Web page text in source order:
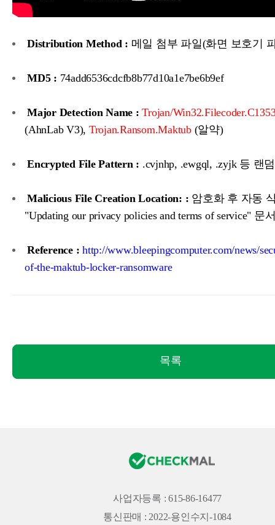
Distribution Method : 메일 첨부 파일(화면 보호기
MD5 : 74add6536cdcfb8b77d10a1e7be6b9ef
Major Detection Name : Trojan/
(AhnLab V3), Trojan.Ransom.Maktub(알약)
Encrypted File Pattern : .cvjnhp, .ewgql, .zyjk 등 랜
Malicious File Creation Location: : 암호화 후 자동
"Updating our privacy policies and terms of service" 문
Reference : http://www.bleepingcomputer.com/news/
of-the-maktub-locker-ransomware
목록
사업자등록 : 615-86-16477
통신판매 : 2022-용인수지-1084